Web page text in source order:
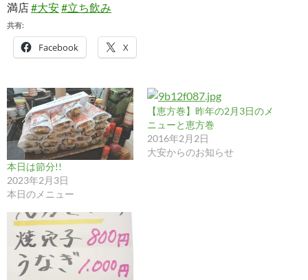
満店#大安#立ち飲み
共有:
Facebook X
本日は節分!!
2023年2月3日
本日のメニュー
【恵方巻】昨年の2月3日のメ
ニューと恵方巻
2016年2月2日
大安からのお知らせ